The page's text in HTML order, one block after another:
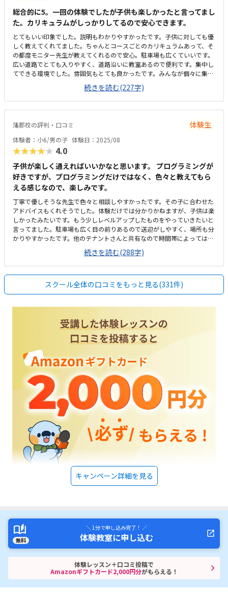
総合的に5。一回の体験でしたが子供も楽しかったと言ってまし
た。カリキュラムがしっかりしてるので安心できます。
とてもいい印象でした。説明もわかりやすかったです。子供に対しても優
しく教えてくれてました。ちゃんとコースごとのカリキュラムあって、そ
の都度モニター先生が教えてくれるので安心。駐車場も広くていいです。
広い道路でとても入りやすく、道路沿いに教室あるので便利です。集中し
てできる環境でした。雰囲気もとても良かったです。みんなが個々に集中
していました。料金の基準がわからないので4にしました。月の回数によ
って金額も違うので、子供にあった回数で通いたいと思います。
続きを読む(227字)
蒲郡校の評判・口コミ 体験生
体験者：小6/男の子 体験日：2025/08
★★★★★ 4.0
子供が楽しく通えればいいかなと思います。 プログラミングが
好きですが、プログラミングだけではなく、色々と教えてもら
える感じなので、楽しみです。
丁寧で優しそうな先生で色々と相談しやすかったです。その子に合わせた
アドバイスもくれそうでした。体験だけでは分かりかねますが、子供は楽
しかったみたいです。もう少しレベルアップしたものをやっていきたいと
言ってました。駐車場も広く目の前りあるので送迎がしやすく、場所も分
かりやすかったです。他のテナントさんと共有なので時間帯によっては止
めにくい時間もあるのかもです。他の方の視線が気にならない感じの作り
にななっているので、ゆったりと自分のペースで出来そうです。ネットで
見た料金から、少し値上がりしていて、タイミング的に上手く更新できて
いなかったみたいで、そこが少し引っかかりました。
続きを読む(288字)
スクール全体の口コミをもっと見る(331件)
キャンペーン詳細を見る
無料
＼ 1分で申し込み完了！ ／
体験教室に申し込む
体験レッスン＋口コミ投稿で
Amazonギフトカード2,000円分がもらえる！